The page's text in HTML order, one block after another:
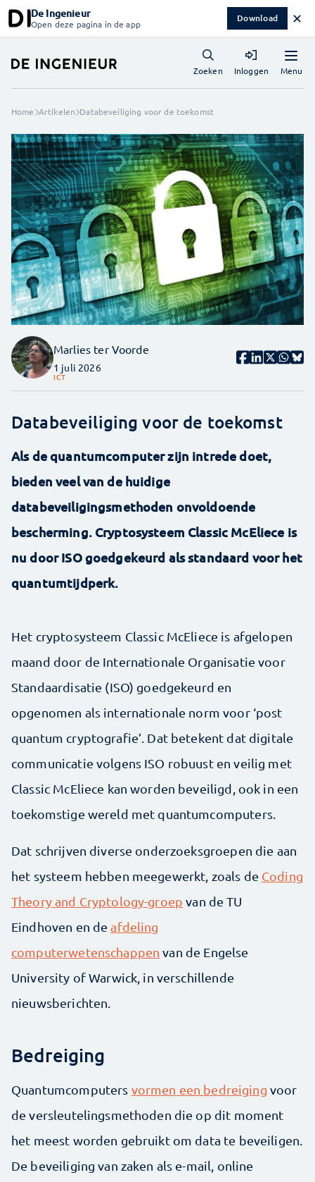
De Ingenieur
Open deze pagina in de app Download ✕
Menu
Zoeken Inloggen
Home Artikelen Databeveiliging voor de toekomst
Marlies ter Voorde
1 juli 2026
ICT
Databeveiliging voor de toekomst
Als de quantumcomputer zijn intrede doet,
bieden veel van de huidige
databeveiligingsmethoden onvoldoende
bescherming. Cryptosysteem Classic McEliece is
nu door ISO goedgekeurd als standaard voor het
quantumtijdperk.
Het cryptosysteem Classic McEliece is afgelopen
maand door de Internationale Organisatie voor
Standaardisatie (ISO) goedgekeurd en
opgenomen als internationale norm voor ‘post
quantum cryptografie’. Dat betekent dat digitale
communicatie volgens ISO robuust en veilig met
Classic McEliece kan worden beveiligd, ook in een
toekomstige wereld met quantumcomputers.
Dat schrijven diverse onderzoeksgroepen die aan
het systeem hebben meegewerkt, zoals de Coding
Theory and Cryptology-groep van de TU
Eindhoven en deafdeling
computerwetenschappen van de Engelse
University of Warwick, in verschillende
nieuwsberichten.
Bedreiging
Quantumcomputers vormen een bedreiging voor
de versleutelingsmethoden die op dit moment
het meest worden gebruikt om data te beveiligen.
De beveiliging van zaken als e-mail, online